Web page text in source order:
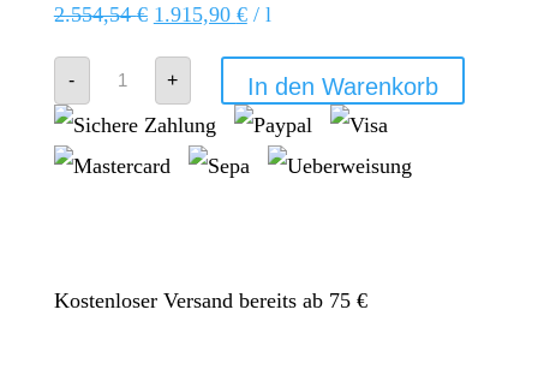
2.554,54€ 1.915,90 €/ l
-
doTERRA
Citrus
Menge
+ In den Warenkorb
Kostenloser Versand bereits ab 75 €